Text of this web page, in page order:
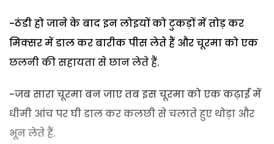
-ठंडी हो जाने के बाद इन लोइयों को टुकड़ों में तोड़ कर
मिक्सर में डाल कर बारीक पीस लेते हैं और चूरमा को एक
छलनी की सहायता से छान लेते हैं.
-जब सारा चूरमा बन जाए तब इस चूरमा को एक कढ़ाई में
धीमी आंच पर घी डाल कर कलछी से चलाते हुए थोड़ा और
भून लेते हैं.